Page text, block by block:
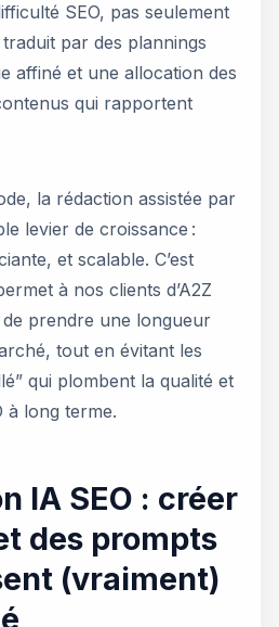
SEO, pas seulement
par des plannings
affiné et une allocation des
qui rapportent
la rédaction assistée par
levier de croissance :
et scalable. C’est
à nos clients d’A2Z
prendre une longueur
tout en évitant les
qui plombent la qualité et
à long terme.
IA SEO : créer
des prompts
(vraiment)